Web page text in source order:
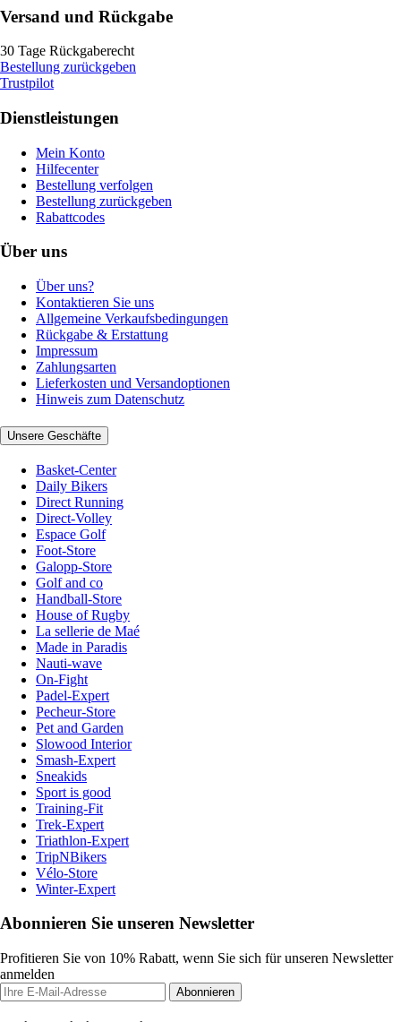
Versand und Rückgabe
30 Tage Rückgaberecht
Bestellung zurückgeben
Trustpilot
Dienstleistungen
Mein Konto
Hilfecenter
Bestellung verfolgen
Bestellung zurückgeben
Rabattcodes
Über uns
Über uns?
Kontaktieren Sie uns
Allgemeine Verkaufsbedingungen
Rückgabe & Erstattung
Impressum
Zahlungsarten
Lieferkosten und Versandoptionen
Hinweis zum Datenschutz
Unsere Geschäfte
Basket-Center
Daily Bikers
Direct Running
Direct-Volley
Espace Golf
Foot-Store
Galopp-Store
Golf and co
Handball-Store
House of Rugby
La sellerie de Maé
Made in Paradis
Nauti-wave
On-Fight
Padel-Expert
Pecheur-Store
Pet and Garden
Slowood Interior
Smash-Expert
Sneakids
Sport is good
Training-Fit
Trek-Expert
Triathlon-Expert
TripNBikers
Vélo-Store
Winter-Expert
Abonnieren Sie unseren Newsletter
Profitieren Sie von 10% Rabatt, wenn Sie sich für unseren Newsletter
anmelden
Abonnieren